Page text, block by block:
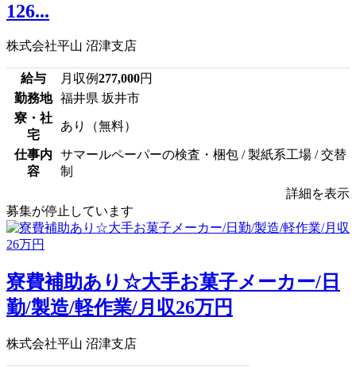
126...
株式会社平山 沼津支店
給与 月収例277,000円
勤務地
福井県 坂井市
寮・社
宅
あり（無料）
仕事内
容
サマールペーパーの検査・梱包 / 製紙系工場 / 交替
制
詳細を表示
募集が停止しています
寮費補助あり☆大手お菓子メーカー/日
勤/製造/軽作業/月収26万円
株式会社平山 沼津支店